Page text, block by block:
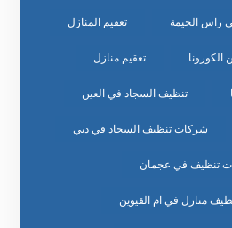
راس الخيمة تعقيم المنازل
الكورونا تعقيم منازل
تنظيف السجاد في العين
شركات تنظيف السجاد في دبي
تنظيف في عجمان
منازل في ام القيوين